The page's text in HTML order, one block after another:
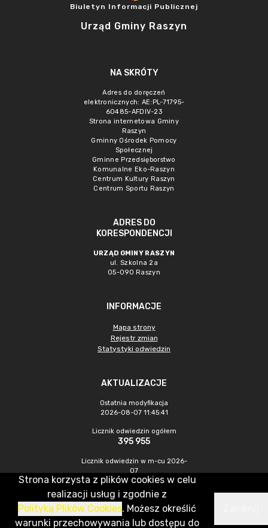
Biuletyn Informacji Publicznej
Urząd Gminy Raszyn
NA SKRÓTY
Adres do doręczeń
elektronicznych: AE:PL-71795-
60485-AFDIV-23
Strona internetowa Gminy
Raszyn
Gminny Ośrodek Pomocy
Społecznej
Gminne Przedsięborstwo
Komunalne Eko-Raszyn
Centrum Kultury Raszyn
Centrum Sportu Raszyn
ADRES DO
KORESPONDENCJI
URZĄD GMINY RASZYN
ul. Szkolna 2a
05-090 Raszyn
INFORMACJE
Mapa strony
Rejestr zmian
Statystyki odwiedzin
AKTUALIZACJE
Ostatnia modyfikacja
2026-08-07 11:45:41
Licznik odwiedzin ogółem
395 955
Licznik odwiedzin w m-cu 2026-
07
1 266
CMS & Hosting: Nefeni Sp. z o.o.
Strona korzysta z plików cookies w celu
realizacji usług i zgodnie z
Polityką Plików Cookies. Możesz określić
warunki przechowywania lub dostępu do